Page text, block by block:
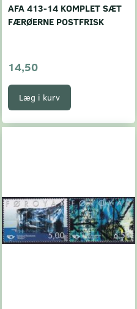
AFA 413-14 KOMPLET SÆT
FÆRØERNE POSTFRISK
14,50
Læg i kurv